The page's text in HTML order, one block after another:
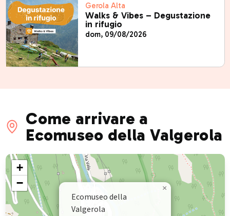
Gerola Alta
Walks & Vibes – Degustazione
in rifugio
dom, 09/08/2026
Come arrivare a
Ecomuseo della Valgerola
Ecomuseo della
Valgerola
×
+
−